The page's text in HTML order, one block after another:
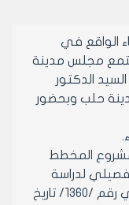
الواقع في
الموافـق في 24/11/2009اجتمع مجلس مدينة
الدكتور
حلب وبحضور
المخطط
لدراسة
الكلاسة الشمالية المصدقة بالقرار الوزاري رقم /1360/ تاريخ